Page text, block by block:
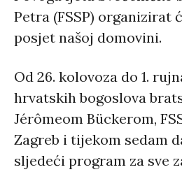
Petra (FSSP) organizirat
posjet našoj domovini.
Od 26. kolovoza do 1.
hrvatskih bogoslova
Jérômeom Bückerom,
Zagreb i tijekom sedam
sljedeći program za sve